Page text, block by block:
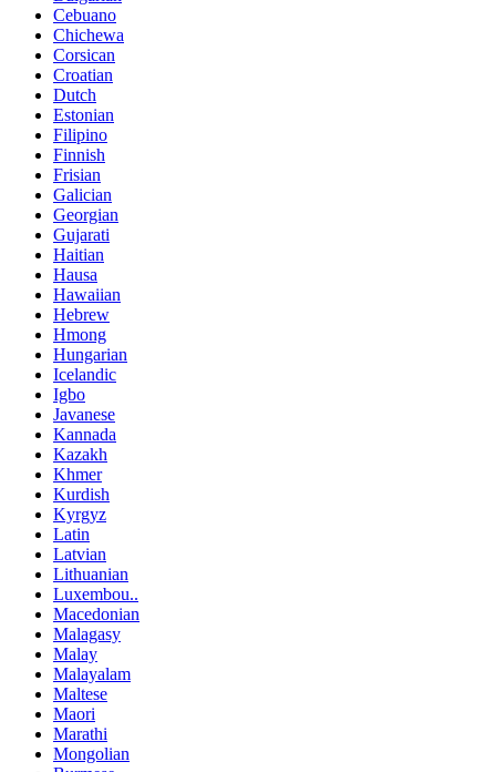
Cebuano
Chichewa
Corsican
Croatian
Dutch
Estonian
Filipino
Finnish
Frisian
Galician
Georgian
Gujarati
Haitian
Hausa
Hawaiian
Hebrew
Hmong
Hungarian
Icelandic
Igbo
Javanese
Kannada
Kazakh
Khmer
Kurdish
Kyrgyz
Latin
Latvian
Lithuanian
Luxembou..
Macedonian
Malagasy
Malay
Malayalam
Maltese
Maori
Marathi
Mongolian